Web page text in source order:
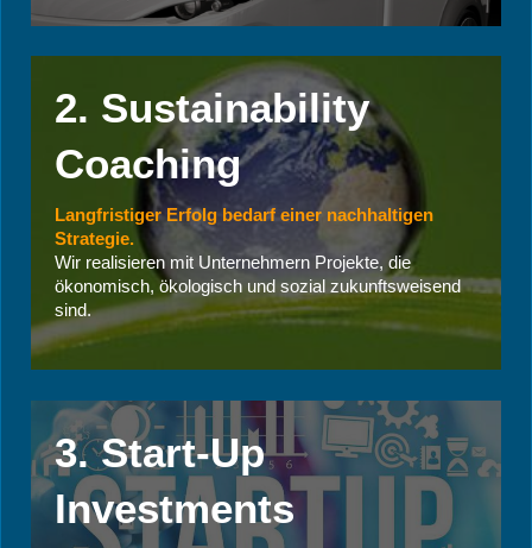
2. Sustainability
Coaching
Langfristiger Erfolg bedarf einer nachhaltigen
Strategie.
Wir realisieren mit Unternehmern Projekte, die
ökonomisch, ökologisch und sozial zukunftsweisend
sind.
3. Start-Up
Investments